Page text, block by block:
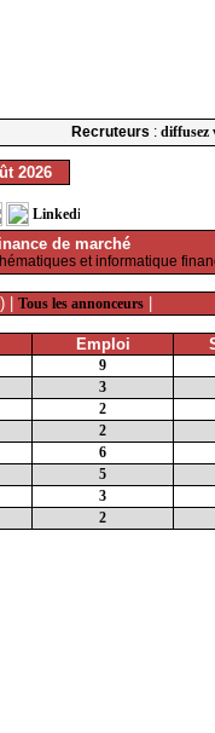
Recruteurs : diffusez
2026
de marché
et informatique
| Tous les annonceurs|
Emploi
9
3
2
2
6
5
3
2